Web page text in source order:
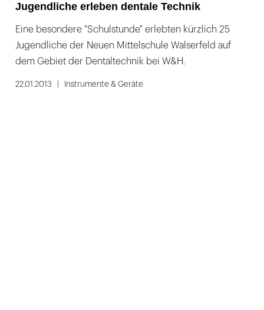
Jugendliche erleben dentale Technik
Eine besondere "Schulstunde" erlebten kürzlich 25
Jugendliche der Neuen Mittelschule Walserfeld auf
dem Gebiet der Dentaltechnik bei W&H.
22.01.2013 Instrumente & Geräte